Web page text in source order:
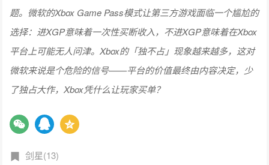
题。微软的Xbox Game Pass模式让第三方游戏面临一个尴尬的
选择：进XGP意味着一次性买断收入，不进XGP意味着在Xbox
平台上可能无人问津。Xbox的「独不占」现象越来越多，这对
微软来说是个危险的信号——平台的价值最终由内容决定，少
了独占大作，Xbox凭什么让玩家买单？
剑星(13)